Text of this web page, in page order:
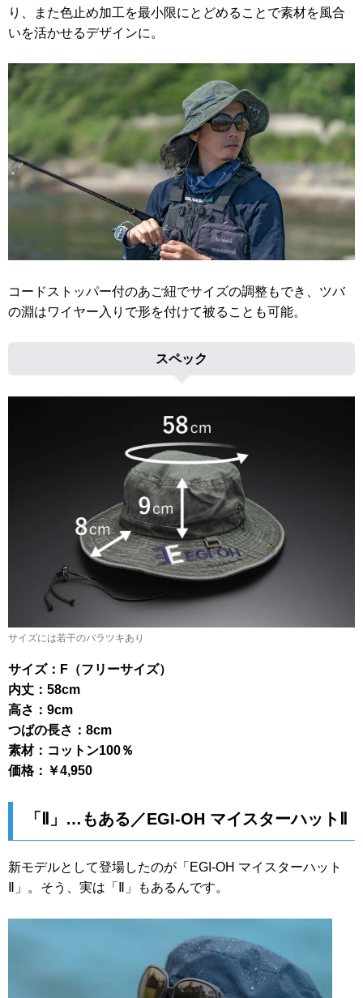
り、また色止め加工を最小限にとどめることで素材を風合
いを活かせるデザインに。
コードストッパー付のあご紐でサイズの調整もでき、ツバ
の淵はワイヤー入りで形を付けて被ることも可能。
スペック
サイズには若干のバラツキあり
サイズ：F（フリーサイズ）
内丈：58cm
高さ：9cm
つばの長さ：8cm
素材：コットン100％
価格：￥4,950
「Ⅱ」…もある／EGI-OH マイスターハットⅡ
新モデルとして登場したのが「EGI-OH マイスターハット
Ⅱ」。そう、実は「Ⅱ」もあるんです。